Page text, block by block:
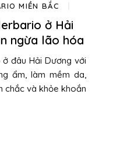
MIỀN BẮC
ở Hải
ngừa lão hóa
đâu Hải Dương với
ẩm, làm mềm da,
chắc và khỏe khoắn